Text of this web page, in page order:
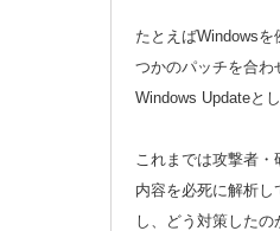
たとえばWindowsを
つかのパッチを合わ
Windows Updateと
これまでは攻撃者
内容を必死に解析し
し、どう対策した